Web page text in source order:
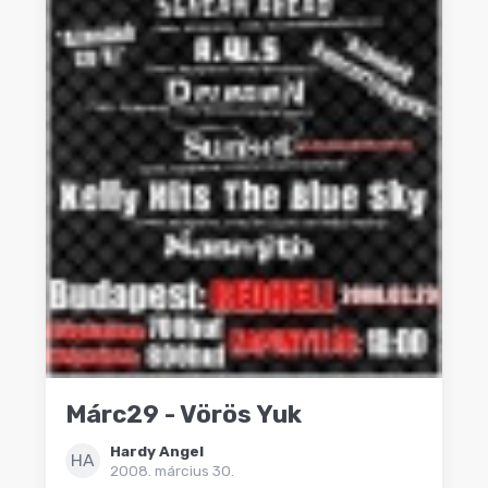
Márc29 - Vörös Yuk
HA
Hardy Angel
2008. március 30.